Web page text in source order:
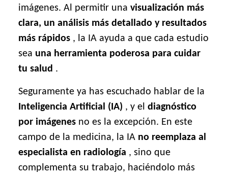
imágenes. Al permitir una visualización más
clara, un análisis más detallado y resultados
más rápidos, la IA ayuda a que cada estudio
sea una herramienta poderosa para cuidar
tu salud .
Seguramente ya has escuchado hablar de la
Inteligencia Artificial (IA) , y el diagnóstico
por imágenesno es la excepción. En este
campo de la medicina, la IA no reemplaza al
especialista en radiología , sino que
complementa su trabajo, haciéndolo más